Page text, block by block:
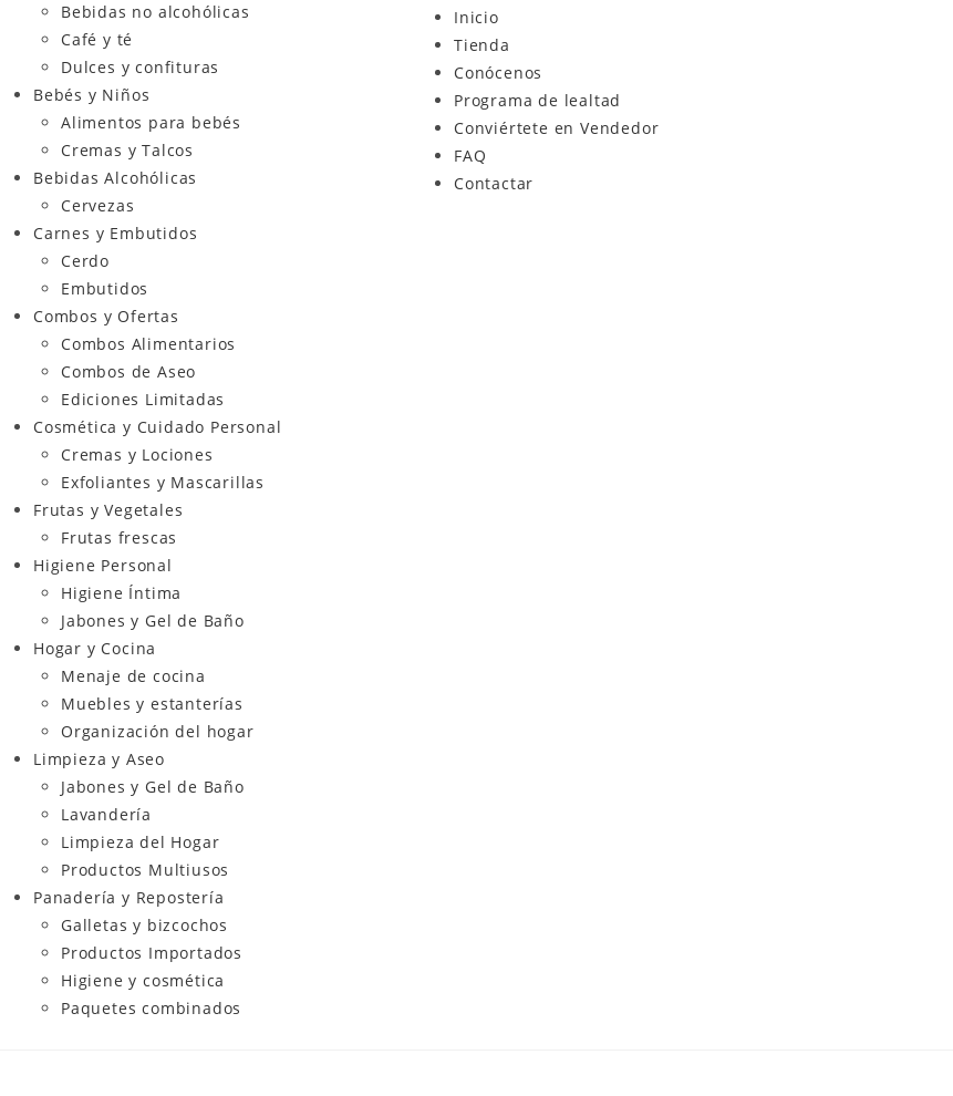
Bebidas no alcohólicas
Café y té
Dulces y confituras
Bebés y Niños
Alimentos para bebés
Cremas y Talcos
Bebidas Alcohólicas
Cervezas
Carnes y Embutidos
Cerdo
Embutidos
Combos y Ofertas
Combos Alimentarios
Combos de Aseo
Ediciones Limitadas
Cosmética y Cuidado Personal
Cremas y Lociones
Exfoliantes y Mascarillas
Frutas y Vegetales
Frutas frescas
Higiene Personal
Higiene Íntima
Jabones y Gel de Baño
Hogar y Cocina
Menaje de cocina
Muebles y estanterías
Organización del hogar
Limpieza y Aseo
Jabones y Gel de Baño
Lavandería
Limpieza del Hogar
Productos Multiusos
Panadería y Repostería
Galletas y bizcochos
Productos Importados
Higiene y cosmética
Paquetes combinados
Inicio
Tienda
Conócenos
Programa de lealtad
Conviértete en Vendedor
FAQ
Contactar